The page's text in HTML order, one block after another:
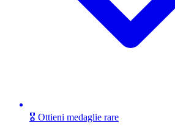
🎖️ Ottieni medaglie rare